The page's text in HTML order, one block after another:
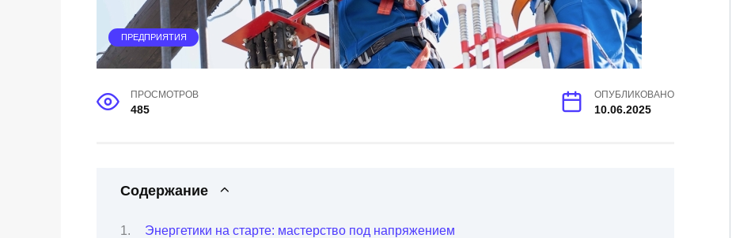
ПРЕДПРИЯТИЯ
ПРОСМОТРОВ
485
ОПУБЛИКОВАНО
10.06.2025
Содержание
Энергетики на старте: мастерство под напряжением